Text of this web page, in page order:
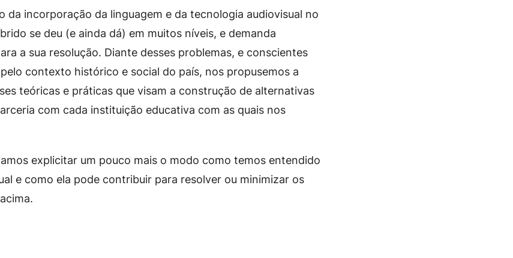
da incorporação da linguagem e da tecnologia audiovisual no
se deu (e ainda dá) em muitos níveis, e demanda
a sua resolução. Diante desses problemas, e conscientes
contexto histórico e social do país, nos propusemos a
teóricas e práticas que visam a construção de alternativas
com cada instituição educativa com as quais nos
explicitar um pouco mais o modo como temos entendido
e como ela pode contribuir para resolver ou minimizar os